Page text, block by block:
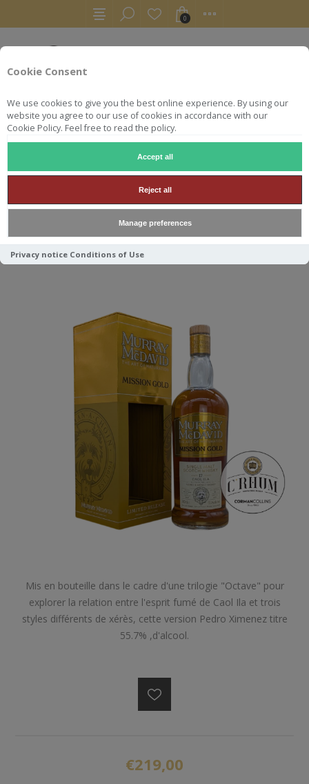
Cookie Consent
We use cookies to give you the best online experience. By using our
website you agree to our use of cookies in accordance with our
Cookie Policy. Feel free to read the policy.
Accept all
Reject all
Manage preferences
Privacy notice Conditions of Use
0
MMCD CAOL ILA 17Y PEDRO
XIMENEZ 55.7° 70CL
Mis en bouteille dans le cadre d'une trilogie "Octave" pour
explorer la relation entre l'esprit fumé de Caol Ila et trois
styles différents de xérès, cette version Pedro Ximenez titre
55.7% ,d'alcool.
€219,00